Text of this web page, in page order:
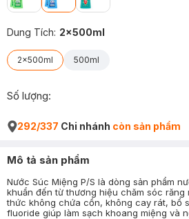
Dung Tích: 2x500ml
2x500ml 500ml
Số lượng:
292/337 Chi nhánh còn sản phẩm
Mô tả sản phẩm
Nước Súc Miệng P/S là dòng sản phẩm
khuẩn đến từ thương hiệu chăm sóc răng
thức không chứa cồn, không cay rát, bổ
fluoride giúp làm sạch khoang miệng và